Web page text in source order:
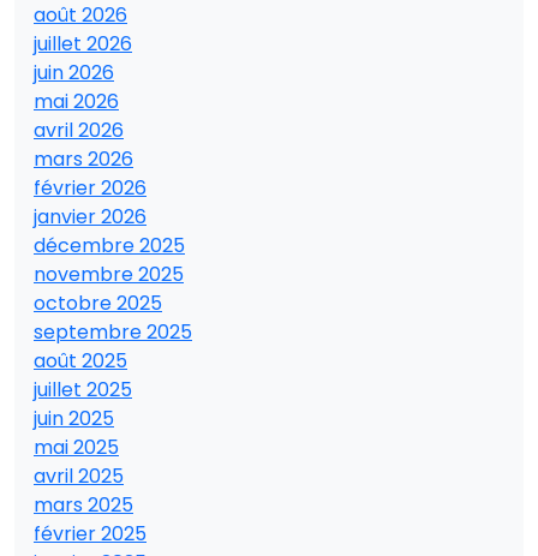
août 2026
juillet 2026
juin 2026
mai 2026
avril 2026
mars 2026
février 2026
janvier 2026
décembre 2025
novembre 2025
octobre 2025
septembre 2025
août 2025
juillet 2025
juin 2025
mai 2025
avril 2025
mars 2025
février 2025